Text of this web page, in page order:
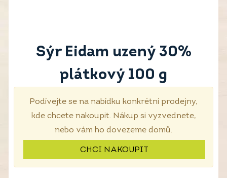
Sýr Eidam uzený 30%
plátkový 100 g
Podívejte se na nabídku konkrétní prodejny,
kde chcete nakoupit. Nákup si vyzvednete,
nebo vám ho dovezeme domů.
CHCI NAKOUPIT